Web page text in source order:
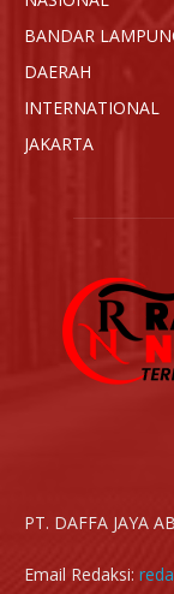
BANDAR
DAERAH
INTERNATIONAL
JAKARTA
PT. DAFFA JAYA
Email Redaksi: